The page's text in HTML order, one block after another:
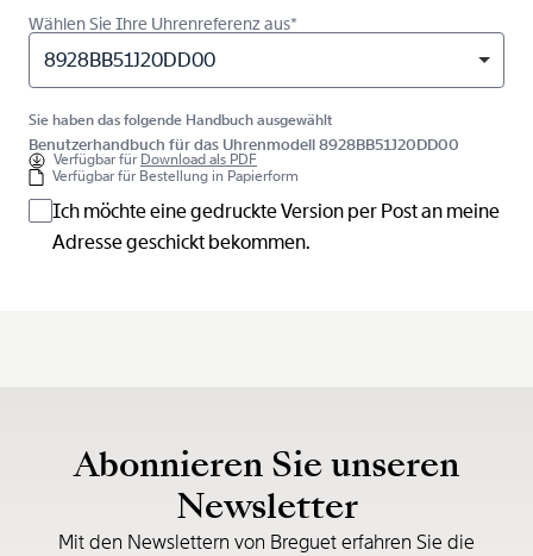
Wählen Sie Ihre Uhrenreferenz aus*
8928BB51J20DD00
Sie haben das folgende Handbuch ausgewählt
Benutzerhandbuch für das Uhrenmodell 8928BB51J20DD00
Verfügbar für Download als PDF
Verfügbar für Bestellung in Papierform
Ich möchte eine gedruckte Version per Post an meine
Adresse geschickt bekommen.
Abonnieren Sie unseren
Newsletter
Mit den Newslettern von Breguet erfahren Sie die